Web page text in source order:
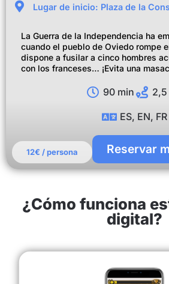
Lugar de inicio: Plaza de la
La Guerra de la Independencia ha
cuando el pueblo de Oviedo rompe
dispone a fusilar a cinco hombres
con los franceses… ¡Evita una
90 min 2,5
ES, EN, FR
12€ / persona Reservar
¿Cómo funciona
digital?